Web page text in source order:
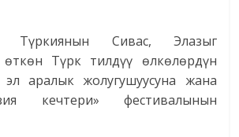
Түркиянын Сивас, Элазыг
Түрк тилдүү өлкөлөрдүн
аралык жолугушуусуна жана
кечтери» фестивалынын